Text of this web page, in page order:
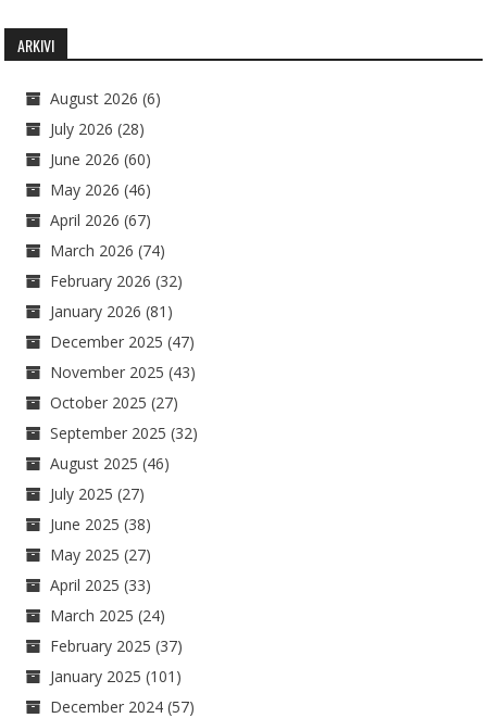
ARKIVI
August 2026 (6)
July 2026 (28)
June 2026 (60)
May 2026 (46)
April 2026 (67)
March 2026 (74)
February 2026 (32)
January 2026 (81)
December 2025 (47)
November 2025 (43)
October 2025 (27)
September 2025 (32)
August 2025 (46)
July 2025 (27)
June 2025 (38)
May 2025 (27)
April 2025 (33)
March 2025 (24)
February 2025 (37)
January 2025 (101)
December 2024 (57)